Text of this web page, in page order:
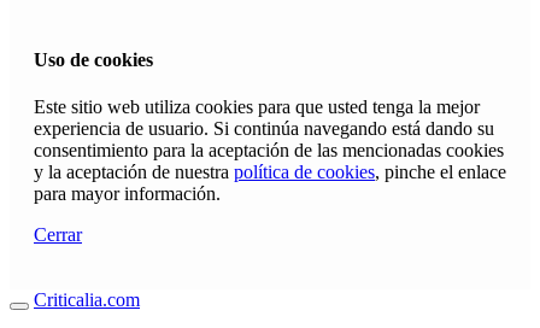
Uso de cookies
Este sitio web utiliza cookies para que usted tenga la mejor
experiencia de usuario. Si continúa navegando está dando su
consentimiento para la aceptación de las mencionadas cookies
y la aceptación de nuestra política de cookies, pinche el enlace
para mayor información.
Cerrar
Criticalia.com